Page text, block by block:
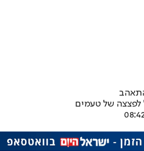
לפצצה של טעמים